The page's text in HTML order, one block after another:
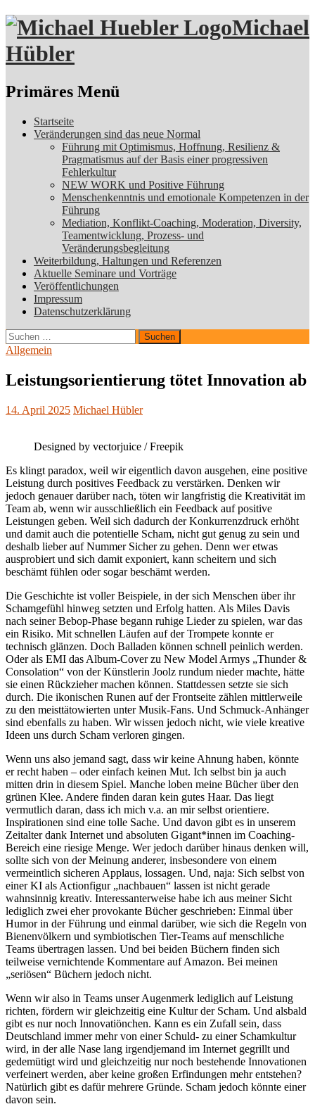
Michael
Hübler
Suchen
Primäres Menü
Zum
Inhalt
Startseite
Veränderungen sind das neue Normal
Führung mit Optimismus, Hoffnung, Resilienz &
Pragmatismus auf der Basis einer progressiven
Fehlerkultur
NEW WORK und Positive Führung
Menschenkenntnis und emotionale Kompetenzen in der
Führung
Mediation, Konflikt-Coaching, Moderation, Diversity,
Teamentwicklung, Prozess- und
Veränderungsbegleitung
Weiterbildung, Haltungen und Referenzen
Aktuelle Seminare und Vorträge
Veröffentlichungen
Impressum
Datenschutzerklärung
Suchen
nach:
Allgemein
Leistungsorientierung tötet Innovation ab
14. April 2025 Michael Hübler
Designed by vectorjuice / Freepik
Es klingt paradox, weil wir eigentlich davon ausgehen, eine positive
Leistung durch positives Feedback zu verstärken. Denken wir
jedoch genauer darüber nach, töten wir langfristig die Kreativität im
Team ab, wenn wir ausschließlich ein Feedback auf positive
Leistungen geben. Weil sich dadurch der Konkurrenzdruck erhöht
und damit auch die potentielle Scham, nicht gut genug zu sein und
deshalb lieber auf Nummer Sicher zu gehen. Denn wer etwas
ausprobiert und sich damit exponiert, kann scheitern und sich
beschämt fühlen oder sogar beschämt werden.
Die Geschichte ist voller Beispiele, in der sich Menschen über ihr
Schamgefühl hinweg setzten und Erfolg hatten. Als Miles Davis
nach seiner Bebop-Phase begann ruhige Lieder zu spielen, war das
ein Risiko. Mit schnellen Läufen auf der Trompete konnte er
technisch glänzen. Doch Balladen können schnell peinlich werden.
Oder als EMI das Album-Cover zu New Model Armys „Thunder &
Consolation“ von der Künstlerin Joolz rundum nieder machte, hätte
sie einen Rückzieher machen können. Stattdessen setzte sie sich
durch. Die ikonischen Runen auf der Frontseite zählen mittlerweile
zu den meisttätowierten unter Musik-Fans. Und Schmuck-Anhänger
sind ebenfalls zu haben. Wir wissen jedoch nicht, wie viele kreative
Ideen uns durch Scham verloren gingen.
Wenn uns also jemand sagt, dass wir keine Ahnung haben, könnte
er recht haben – oder einfach keinen Mut. Ich selbst bin ja auch
mitten drin in diesem Spiel. Manche loben meine Bücher über den
grünen Klee. Andere finden daran kein gutes Haar. Das liegt
vermutlich daran, dass ich mich v.a. an mir selbst orientiere.
Inspirationen sind eine tolle Sache. Und davon gibt es in unserem
Zeitalter dank Internet und absoluten Gigant*innen im Coaching-
Bereich eine riesige Menge. Wer jedoch darüber hinaus denken will,
sollte sich von der Meinung anderer, insbesondere von einem
vermeintlich sicheren Applaus, lossagen. Und, naja: Sich selbst von
einer KI als Actionfigur „nachbauen“ lassen ist nicht gerade
wahnsinnig kreativ. Interessanterweise habe ich aus meiner Sicht
lediglich zwei eher provokante Bücher geschrieben: Einmal über
Humor in der Führung und einmal darüber, wie sich die Regeln von
Bienenvölkern und symbiotischen Tier-Teams auf menschliche
Teams übertragen lassen. Und bei beiden Büchern finden sich
teilweise vernichtende Kommentare auf Amazon. Bei meinen
„seriösen“ Büchern jedoch nicht.
Wenn wir also in Teams unser Augenmerk lediglich auf Leistung
richten, fördern wir gleichzeitig eine Kultur der Scham. Und alsbald
gibt es nur noch Innovatiönchen. Kann es ein Zufall sein, dass
Deutschland immer mehr von einer Schuld- zu einer Schamkultur
wird, in der alle Nase lang irgendjemand im Internet gegrillt und
gedemütigt wird und gleichzeitig nur noch bestehende Innovationen
verfeinert werden, aber keine großen Erfindungen mehr entstehen?
Natürlich gibt es dafür mehrere Gründe. Scham jedoch könnte einer
davon sein.